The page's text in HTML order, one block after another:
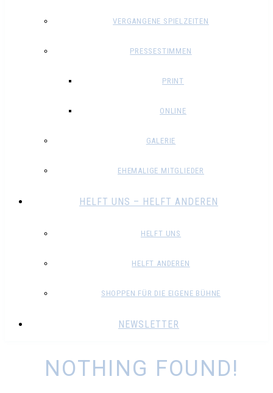
VERGANGENE SPIELZEITEN
PRESSESTIMMEN
PRINT
ONLINE
GALERIE
EHEMALIGE MITGLIEDER
HELFT UNS – HELFT ANDEREN
HELFT UNS
HELFT ANDEREN
SHOPPEN FÜR DIE EIGENE BÜHNE
NEWSLETTER
NOTHING FOUND!